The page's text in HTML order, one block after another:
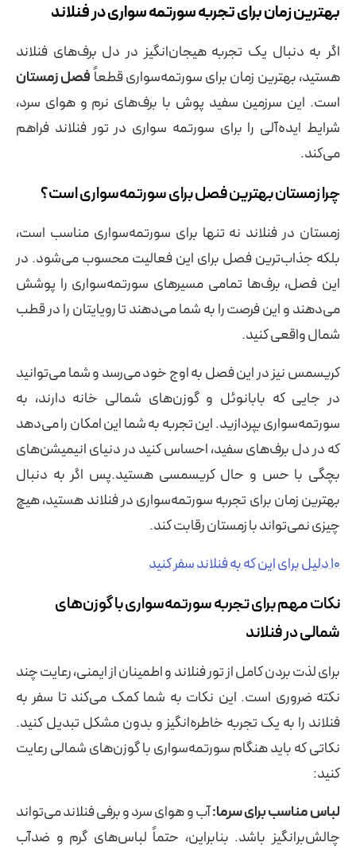
بهترین زمان برای تجربه سورتمه‌ سواری در فنلاند
اگر به دنبال یک تجربه هیجان‌انگیز در دل برف‌های فنلاند
هستید، بهترین زمان برای سورتمه‌سواری قطعاً فصل زمستان
است. این سرزمین سفید پوش با برف‌های نرم و هوای سرد،
شرایط ایده‌آلی را برای سورتمه‌ سواری در تور فنلاند فراهم
می‌کند.
چرا زمستان بهترین فصل برای سورتمه‌سواری است؟
زمستان در فنلاند نه تنها برای سورتمه‌سواری مناسب است،
بلکه جذاب‌ترین فصل برای این فعالیت محسوب می‌شود. در
این فصل، برف‌ها تمامی مسیرهای سورتمه‌سواری را پوشش
می‌دهند و این فرصت را به شما می‌دهند تا رویایتان را در قطب
شمال واقعی کنید.
کریسمس نیز در این فصل به اوج خود می‌رسد و شما می‌توانید
در جایی که بابانوئل و گوزن‌های شمالی خانه دارند، به
سورتمه‌سواری بپردازید. این تجربه به شما این امکان را می‌دهد
که در دل برف‌های سفید، احساس کنید در دنیای انیمیشن‌های
بچگی با حس و حال کریسمسی هستید.پس اگر به دنبال
بهترین زمان برای تجربه سورتمه‌سواری در فنلاند هستید، هیچ
چیزی نمی‌تواند با زمستان رقابت کند.
۱۰ دلیل برای این که به فنلاند سفر کنید
نکات مهم برای تجربه سورتمه‌سواری با گوزن‌های
شمالی در فنلاند
برای لذت بردن کامل از تور فنلاند و اطمینان از ایمنی، رعایت چند
نکته ضروری است. این نکات به شما کمک می‌کند تا سفر به
فنلاند را به یک تجربه خاطره‌انگیز و بدون مشکل تبدیل کنید.
نکاتی که باید هنگام سورتمه‌سواری با گوزن‌های شمالی رعایت
کنید:
لباس مناسب برای سرما:آب و هوای سرد و برفی فنلاند می‌تواند
چالش‌برانگیز باشد. بنابراین، حتماً لباس‌های گرم و ضدآب